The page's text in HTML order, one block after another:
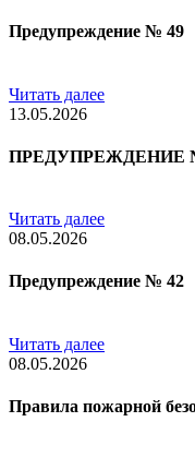
Предупреждение № 49
Читать далее
13.05.2026
ПРЕДУПРЕЖДЕНИЕ
Читать далее
08.05.2026
Предупреждение № 42
Читать далее
08.05.2026
Правила пожарной